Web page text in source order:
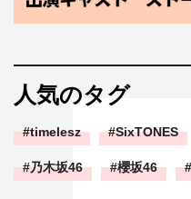
人気のタグ
timelesz SixTONES
乃木坂46 櫻坂46